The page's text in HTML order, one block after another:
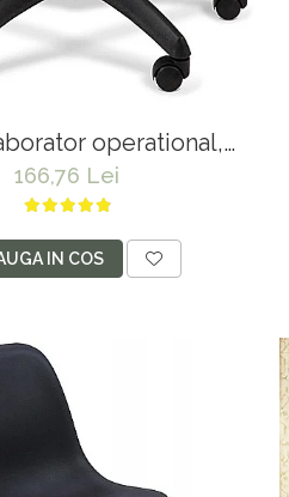
operational,
polipropilena, piele
ajustabila, 100
166,76 Lei
IN COS